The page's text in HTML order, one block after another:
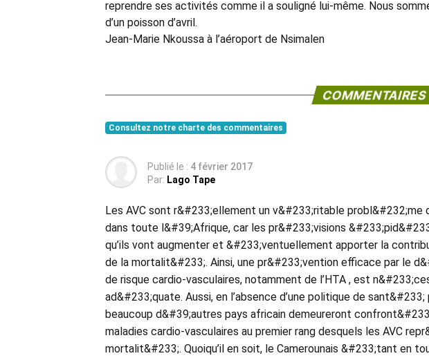
reprendre ses activités comme il a souligné lui-même. Nous
d’un poisson d’avril.
Jean-Marie Nkoussa à l’aéroport de Nsimalen
COMMENTAIRES
Consultez notre charte des commentaires
Publié le : 4 février 2017
Par: Lago Tape
Les AVC sont r&#233;ellement un v&#233;ritable probl&#232;me
dans toute l&#39;Afrique, car les pr&#233;visions
qu’ils vont augmenter et &#233;ventuellement apporter la
de la mortalit&#233;. Ainsi, une pr&#233;vention efficace par le
de risque cardio-vasculaires, notamment de l’HTA , est
ad&#233;quate. Aussi, en l’absence d’une politique de
beaucoup d&#39;autres pays africain demeureront
maladies cardio-vasculaires au premier rang desquels les AVC
mortalit&#233;. Quoiqu’il en soit, le Camerounais &#233;tant en